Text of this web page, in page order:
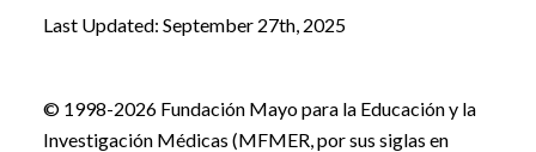
Last Updated: September 27th, 2025
© 1998-2026 Fundación Mayo para la Educación y la
Investigación Médicas (MFMER, por sus siglas en